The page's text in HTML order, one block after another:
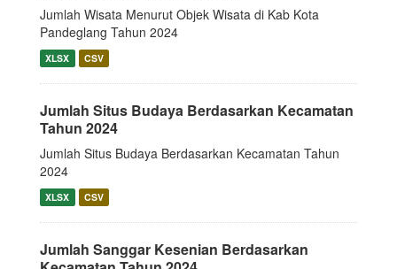
Jumlah Wisata Menurut Objek Wisata di Kab Kota
Pandeglang Tahun 2024
XLSX CSV
Jumlah Situs Budaya Berdasarkan Kecamatan
Tahun 2024
Jumlah Situs Budaya Berdasarkan Kecamatan Tahun
2024
XLSX CSV
Jumlah Sanggar Kesenian Berdasarkan